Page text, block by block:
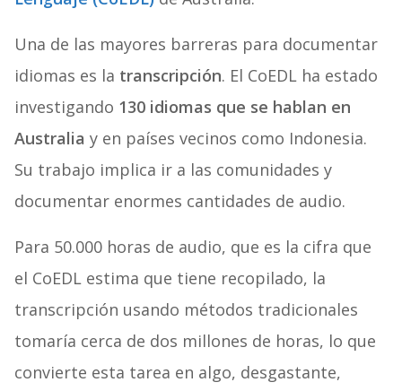
Una de las mayores barreras para documentar
idiomas es la transcripción. El CoEDL ha estado
investigando 130 idiomas que se hablan en
Australia y en países vecinos como Indonesia.
Su trabajo implica ir a las comunidades y
documentar enormes cantidades de audio.
Para 50.000 horas de audio, que es la cifra que
el CoEDL estima que tiene recopilado, la
transcripción usando métodos tradicionales
tomaría cerca de dos millones de horas, lo que
convierte esta tarea en algo, desgastante,